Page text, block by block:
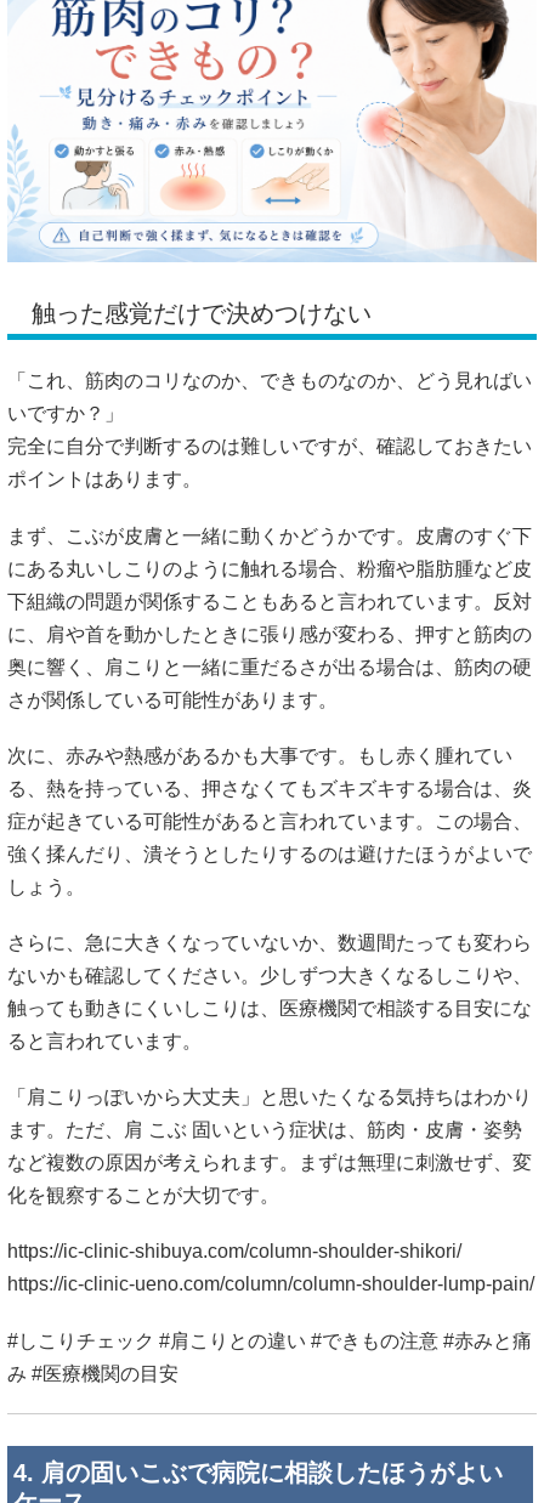
触った感覚だけで決めつけない
「これ、筋肉のコリなのか、できものなのか、どう見ればい
いですか？」
完全に自分で判断するのは難しいですが、確認しておきたい
ポイントはあります。
まず、こぶが皮膚と一緒に動くかどうかです。皮膚のすぐ下
にある丸いしこりのように触れる場合、粉瘤や脂肪腫など皮
下組織の問題が関係することもあると言われています。反対
に、肩や首を動かしたときに張り感が変わる、押すと筋肉の
奥に響く、肩こりと一緒に重だるさが出る場合は、筋肉の硬
さが関係している可能性があります。
次に、赤みや熱感があるかも大事です。もし赤く腫れてい
る、熱を持っている、押さなくてもズキズキする場合は、炎
症が起きている可能性があると言われています。この場合、
強く揉んだり、潰そうとしたりするのは避けたほうがよいで
しょう。
さらに、急に大きくなっていないか、数週間たっても変わら
ないかも確認してください。少しずつ大きくなるしこりや、
触っても動きにくいしこりは、医療機関で相談する目安にな
ると言われています。
「肩こりっぽいから大丈夫」と思いたくなる気持ちはわかり
ます。ただ、肩 こぶ 固いという症状は、筋肉・皮膚・姿勢
など複数の原因が考えられます。まずは無理に刺激せず、変
化を観察することが大切です。
https://ic-clinic-shibuya.com/column-shoulder-shikori/
https://ic-clinic-ueno.com/column/column-shoulder-lump-pain/
#しこりチェック #肩こりとの違い #できもの注意 #赤みと痛
み #医療機関の目安
4. 肩の固いこぶで病院に相談したほうがよい